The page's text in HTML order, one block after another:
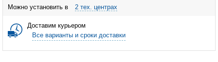
Можно установить в 2 тех. центрах
Доставим курьером
Все варианты и сроки доставки